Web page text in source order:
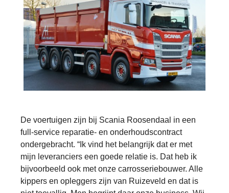
De voertuigen zijn bij Scania Roosendaal in een
full-service reparatie- en onderhoudscontract
ondergebracht. “Ik vind het belangrijk dat er met
mijn leveranciers een goede relatie is. Dat heb ik
bijvoorbeeld ook met onze carrosseriebouwer. Alle
kippers en opleggers zijn van Ruizeveld en dat is